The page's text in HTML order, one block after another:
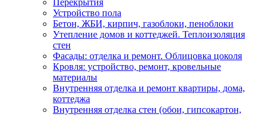
Устройство пола
Бетон, ЖБИ, кирпич, газоблоки, пеноблоки
Утепление домов и коттеджей. Теплоизоляция
стен
Фасады: отделка и ремонт. Облицовка цоколя
Кровля: устройство, ремонт, кровельные
материалы
Внутренняя отделка и ремонт квартиры, дома,
коттеджа
Внутренняя отделка стен (обои, гипсокартон,